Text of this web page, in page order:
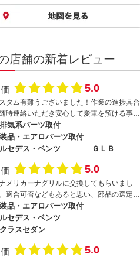
店舗の新着レビュー
5.0
タム有難うございました！作業の進捗具合
時連絡いただき安心して愛車を預ける事で
した！また、お願いします。
気系パーツ取付
品・エアロパーツ取付
セデス・ベンツ
ＧＬＢ
5.0
メリカーナグリルに交換してもらいまし
適合可否などもあると思い、部品の選定・
寄せも含めてお願いしました。作業時間は
間ほど、あっという間でした。地元の関西
ろいろあたったのですが、どこの店もいろ
かったのですがこちらのお店では快く受け
品・エアロパーツ取付
セデス・ベンツ
ラスセダン
5.0